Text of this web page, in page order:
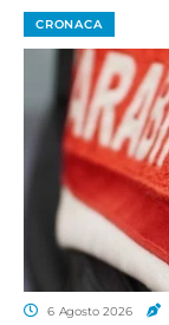
CRONACA
6 Agosto 2026